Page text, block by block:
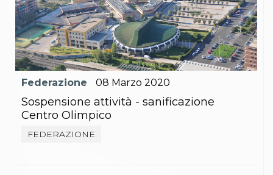
Federazione 08 Marzo 2020
Sospensione attività - sanificazione
Centro Olimpico
FEDERAZIONE